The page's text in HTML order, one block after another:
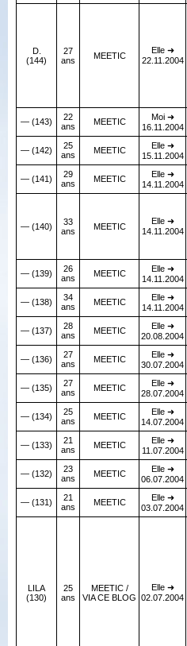
D.
(144)
27
ans
MEETIC
Elle ➜
22.11.2004
— (143)
22
ans
MEETIC
Moi ➜
16.11.2004
— (142)
25
ans
MEETIC
Elle ➜
15.11.2004
— (141)
29
ans
MEETIC
Elle ➜
14.11.2004
— (140)
33
ans
MEETIC
Elle ➜
14.11.2004
— (139)
26
ans
MEETIC
Elle ➜
14.11.2004
— (138)
34
ans
MEETIC
Elle ➜
14.11.2004
— (137)
28
ans
MEETIC
Elle ➜
20.08.2004
— (136)
27
ans
MEETIC
Elle ➜
30.07.2004
— (135)
27
ans
MEETIC
Elle ➜
28.07.2004
— (134)
25
ans
MEETIC
Elle ➜
14.07.2004
— (133)
21
ans
MEETIC
Elle ➜
11.07.2004
— (132)
23
ans
MEETIC
Elle ➜
06.07.2004
— (131)
21
ans
MEETIC
Elle ➜
03.07.2004
LILA
(130)
25
ans
MEETIC /
VIA CE BLOG
Elle ➜
02.07.2004